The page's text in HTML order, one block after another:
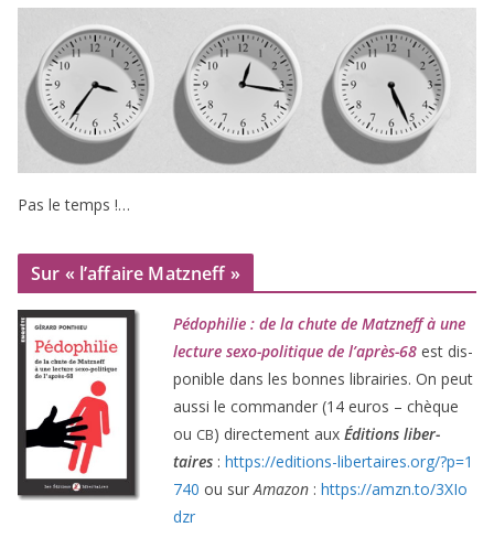
Pas le temps !…
Sur « l’affaire Matzneff »
Pédophilie : de la chute de Matzneff à une
lec­ture sexo-poli­tique de l’après-68 est dis­
po­nible dans les bonnes librai­ries. On peut
aus­si le com­man­der (14 euros – chèque
ou CB) direc­te­ment aux Éditions liber­
taires : https://​edi​tions​-liber​taires​.org/​?​p​=​1
740 ou surAmazon : https://​amzn​.to/​3​X​I​o​
dzr